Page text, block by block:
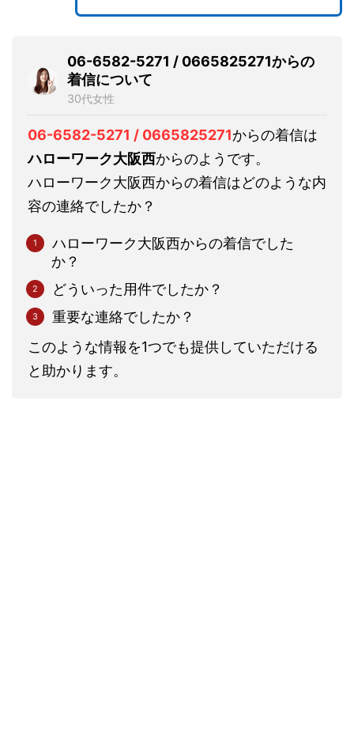
06-6582-5271 / 0665825271からの
着信について
30代女性
06-6582-5271 / 0665825271からの着信は
ハローワーク大阪西からのようです。
ハローワーク大阪西からの着信はどのような内
容の連絡でしたか？
ハローワーク大阪西からの着信でした
か？
どういった用件でしたか？
重要な連絡でしたか？
このような情報を1つでも提供していただける
と助かります。